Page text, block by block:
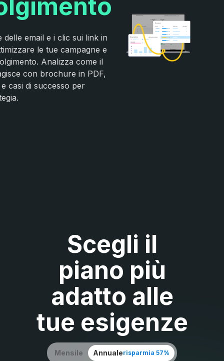
email e i clic sui link in
le tue campagne e
Analizza come il
con brochure in PDF,
casi di successo per
Scegli il
piano più
adatto alle
tue esigenze
Mensile Annualerisparmia 57%